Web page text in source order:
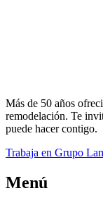
Más de 50 años
remodelación. Te
puede hacer contigo.
Trabaja en Grupo
Menú